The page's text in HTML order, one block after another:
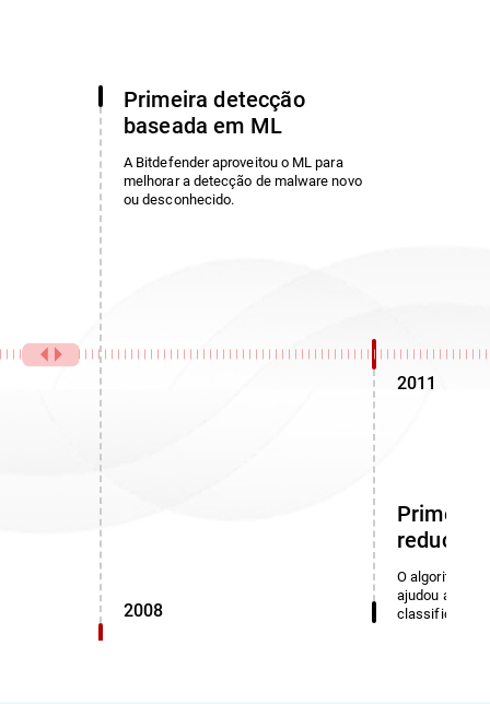
2008
Primeira detecção
baseada em ML
A Bitdefender aproveitou o ML para
melhorar a detecção de malware novo
ou desconhecido.
2011
Primeiro
redução
O algoritmo
ajudou a
classificadas